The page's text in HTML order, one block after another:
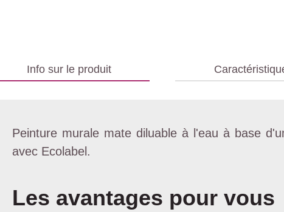
Info sur le produit
Peinture murale mate diluable à l'eau à base
avec Ecolabel.
Les avantages pour vous